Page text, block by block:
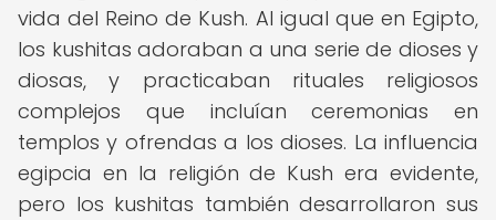
vida del Reino de Kush. Al igual que en Egipto,
los kushitas adoraban a una serie de dioses y
diosas, y practicaban rituales religiosos
complejos que incluían ceremonias en
templos y ofrendas a los dioses. La influencia
egipcia en la religión de Kush era evidente,
pero los kushitas también desarrollaron sus